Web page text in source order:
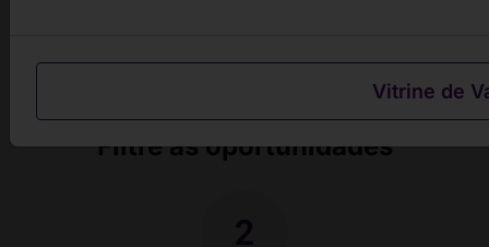
Filtre as oportunidades
Vitrine de